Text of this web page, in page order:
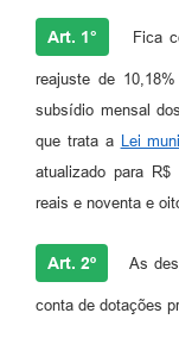
Publicações
Vigilância em Saúde
Creche Municipal
Plano Diretor
Farmácia Municipal
REMUME
Art. 1° Fica
reajuste de
subsídio mensal
que trata a Lei
atualizado para
reais e noventa e
Art. 2º As
conta de dotações